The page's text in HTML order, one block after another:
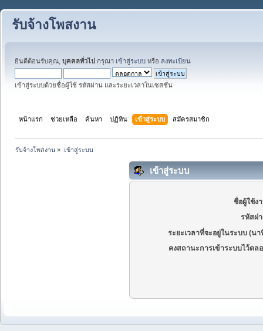
รับจ้างโพสงาน
ยินดีต้อนรับคุณ, บุคคลทั่วไป กรุณา เข้าสู่ระบบ หรือ ลงทะเบียน
เข้าสู่ระบบด้วยชื่อผู้ใช้ รหัสผ่าน และระยะเวลาในเซสชั่น
หน้าแรก ช่วยเหลือ ค้นหา ปฏิทิน เข้าสู่ระบบ สมัครสมาชิก
รับจ้างโพสงาน » เข้าสู่ระบบ
เข้าสู่ระบบ
ชื่อผู้ใช้ง
รหัสผ่
ระยะเวลาที่จะอยู่ในระบบ (นา
คงสถานะการเข้าระบบไว้ตล